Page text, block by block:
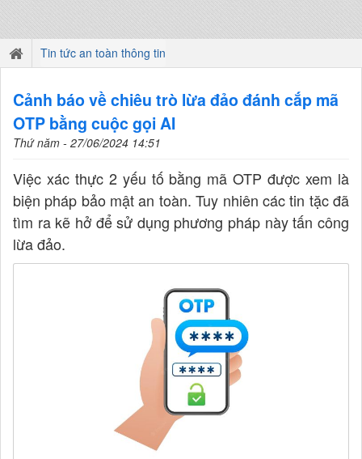
Tin tức an toàn thông tin
Cảnh báo về chiêu trò lừa đảo đánh cắp mã
OTP bằng cuộc gọi AI
Thứ năm - 27/06/2024 14:51
Việc xác thực 2 yếu tố bằng mã OTP được xem là
biện pháp bảo mật an toàn. Tuy nhiên các tin tặc đã
tìm ra kẽ hở để sử dụng phương pháp này tấn công
lừa đảo.